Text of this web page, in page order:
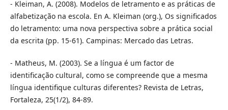
- Kleiman, A. (2008). Modelos de letramento e as práticas de
alfabetização na escola. En A. Kleiman (org.), Os significados
do letramento: uma nova perspectiva sobre a prática social
da escrita (pp. 15-61). Campinas: Mercado das Letras.
- Matheus, M. (2003). Se a língua é um factor de
identificação cultural, como se compreende que a mesma
língua identifique culturas diferentes? Revista de Letras,
Fortaleza, 25(1/2), 84-89.